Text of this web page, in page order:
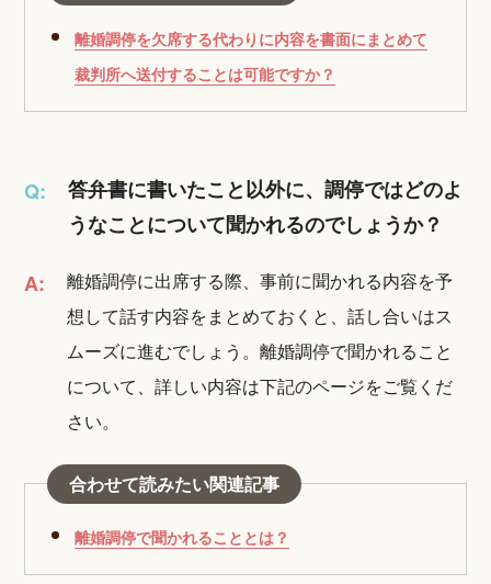
離婚調停を欠席する代わりに内容を書面にまとめて
裁判所へ送付することは可能ですか？
Q:
答弁書に書いたこと以外に、調停ではどのよ
うなことについて聞かれるのでしょうか？
A:
離婚調停に出席する際、事前に聞かれる内容を予
想して話す内容をまとめておくと、話し合いはス
ムーズに進むでしょう。離婚調停で聞かれること
について、詳しい内容は下記のページをご覧くだ
さい。
合わせて読みたい関連記事
離婚調停で聞かれることとは？